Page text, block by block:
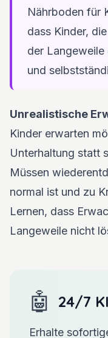
Nährboden für
dass Kinder,
der
und
Unrealistische
Kinder erwarten
Unterhaltung statt
Müssen
normal ist und zu
Lernen, dass
Langeweile nicht
🤖 24/7
Erhalte